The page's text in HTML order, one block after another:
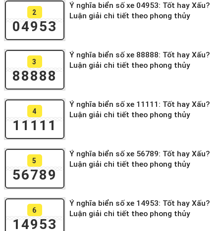
2
04953
Ý nghĩa biển số xe 04953: Tốt hay Xấu?
Luận giải chi tiết theo phong thủy
3
88888
Ý nghĩa biển số xe 88888: Tốt hay Xấu?
Luận giải chi tiết theo phong thủy
4
11111
Ý nghĩa biển số xe 11111: Tốt hay Xấu?
Luận giải chi tiết theo phong thủy
5
56789
Ý nghĩa biển số xe 56789: Tốt hay Xấu?
Luận giải chi tiết theo phong thủy
6
14953
Ý nghĩa biển số xe 14953: Tốt hay Xấu?
Luận giải chi tiết theo phong thủy